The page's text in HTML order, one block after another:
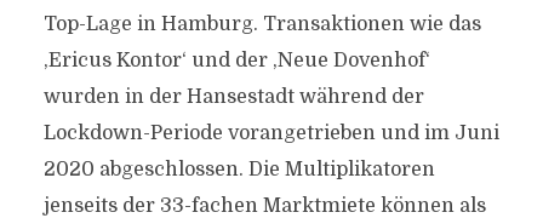
Top-Lage in Hamburg. Transaktionen wie das
,Ericus Kontor‘ und der ‚Neue Dovenhof‘
wurden in der Hansestadt während der
Lockdown-Periode vorangetrieben und im Juni
2020 abgeschlossen. Die Multiplikatoren
jenseits der 33-fachen Marktmiete können als